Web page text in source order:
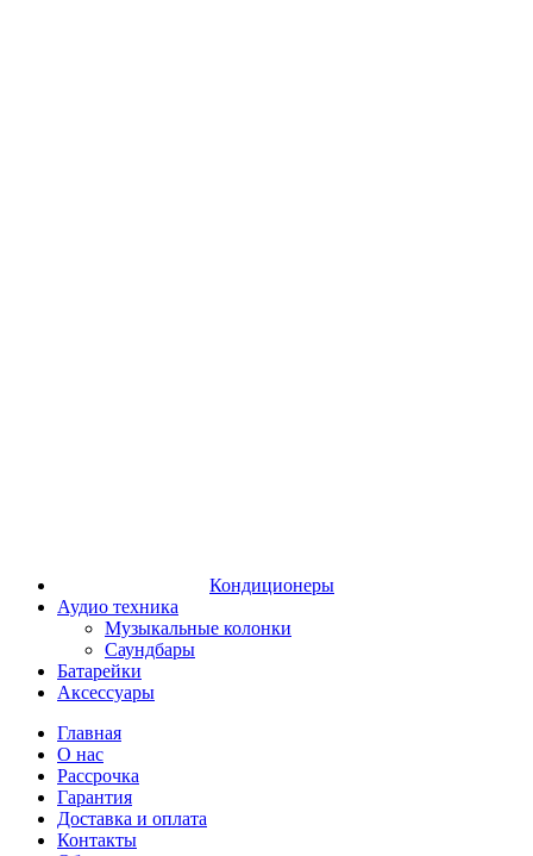
Кондиционеры
Аудио техника
Музыкальные колонки
Саундбары
Батарейки
Аксессуары
Главная
О нас
Рассрочка
Гарантия
Доставка и оплата
Контакты